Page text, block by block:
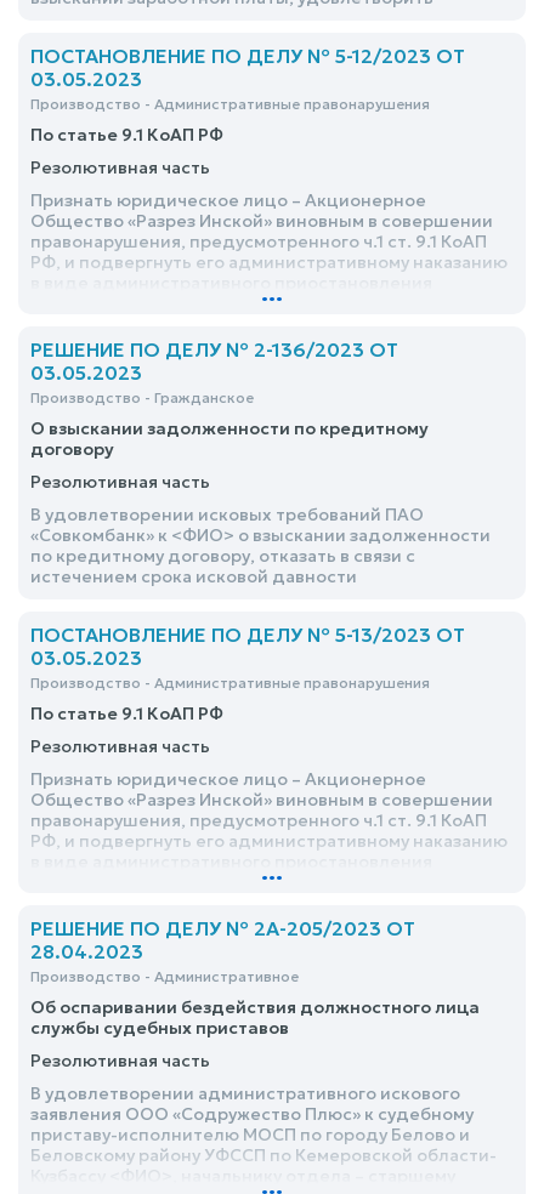
ПОСТАНОВЛЕНИЕ ПО ДЕЛУ № 5-12/2023 ОТ
03.05.2023
Производство - Административные правонарушения
По статье 9.1 КоАП РФ
Резолютивная часть
Признать юридическое лицо – Акционерное
Общество «Разрез Инской» виновным в совершении
правонарушения, предусмотренного ч.1 ст. 9.1 КоАП
РФ, и подвергнуть его административному наказанию
деятельности по эксплуатации ленточных
Акционерном обществе «Разрез «Инской», по месту
осуществления эксплуатации: <адрес>, на срок 60
суток, включая время фактического прекращения
деятельности: с 19-00 часов 26 апреля 2023 года
...
РЕШЕНИЕ ПО ДЕЛУ № 2-136/2023 ОТ
03.05.2023
Производство - Гражданское
О взыскании задолженности по кредитному
договору
Резолютивная часть
В удовлетворении исковых требований ПАО
«Совкомбанк» к <ФИО> о взыскании задолженности
по кредитному договору, отказать в связи с
истечением срока исковой давности
ПОСТАНОВЛЕНИЕ ПО ДЕЛУ № 5-13/2023 ОТ
03.05.2023
Производство - Административные правонарушения
По статье 9.1 КоАП РФ
Резолютивная часть
Признать юридическое лицо – Акционерное
Общество «Разрез Инской» виновным в совершении
правонарушения, предусмотренного ч.1 ст. 9.1 КоАП
РФ, и подвергнуть его административному наказанию
деятельности по выемке угля в лаве № в
осуществления эксплуатации: <адрес>, на срок 30
суток, включая время фактического прекращения
деятельности: с 19-00 часов 26 апреля 2023 года
...
РЕШЕНИЕ ПО ДЕЛУ № 2А-205/2023 ОТ
28.04.2023
Производство - Административное
Об оспаривании бездействия должностного лица
службы судебных приставов
Резолютивная часть
В удовлетворении административного искового
заявления ООО «Содружество Плюс» к судебному
приставу-исполнителю МОСП по городу Белово и
Беловскому району УФССП по Кемеровской области-
Кузбассу <ФИО>, начальнику отдела – старшему
...